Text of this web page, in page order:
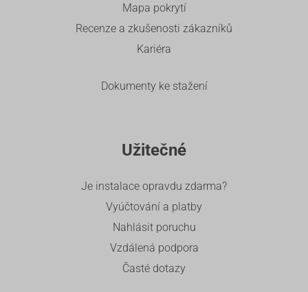
Mapa pokrytí
Recenze a zkušenosti zákazníků
Kariéra
Dokumenty ke stažení
Užitečné
Je instalace opravdu zdarma?
Vyúčtování a platby
Nahlásit poruchu
Vzdálená podpora
Časté dotazy